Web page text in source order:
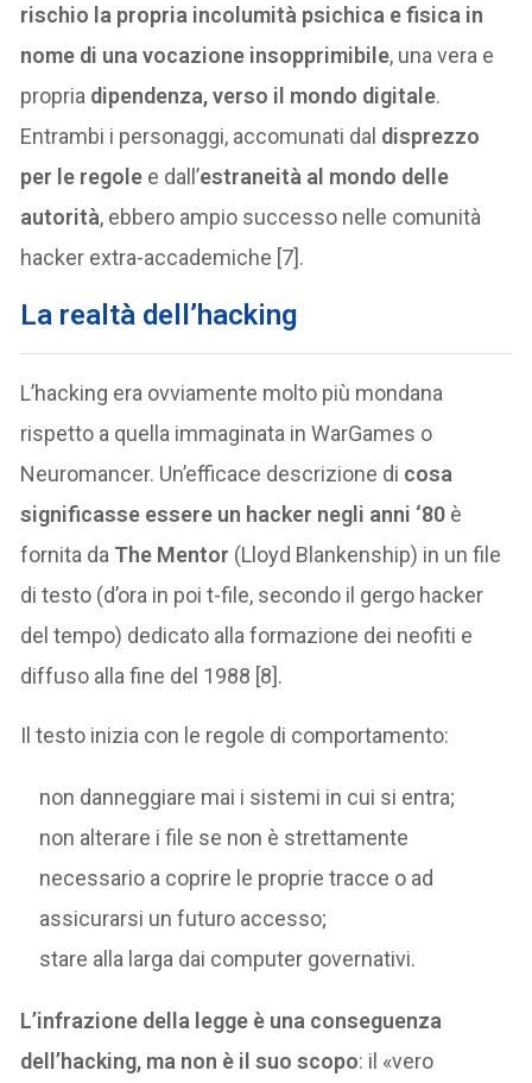
rischio la propria incolumità psichica e fisica in
nome di una vocazione insopprimibile, una vera e
propria dipendenza, verso il mondo digitale.
Entrambi i personaggi, accomunati dal disprezzo
per le regole e dall’estraneità al mondo delle
autorità, ebbero ampio successo nelle comunità
hacker extra-accademiche [7].
La realtà dell’hacking
L’hacking era ovviamente molto più mondana
rispetto a quella immaginata in WarGames o
Neuromancer. Un’efficace descrizione di cosa
significasse essere un hacker negli anni ‘80 è
fornita da The Mentor (Lloyd Blankenship) in un file
di testo (d’ora in poi t-file, secondo il gergo hacker
del tempo) dedicato alla formazione dei neofiti e
diffuso alla fine del 1988 [8].
Il testo inizia con le regole di comportamento:
non danneggiare mai i sistemi in cui si entra;
non alterare i file se non è strettamente
necessario a coprire le proprie tracce o ad
assicurarsi un futuro accesso;
stare alla larga dai computer governativi.
L’infrazione della legge è una conseguenza
dell’hacking, ma non è il suo scopo: il «vero